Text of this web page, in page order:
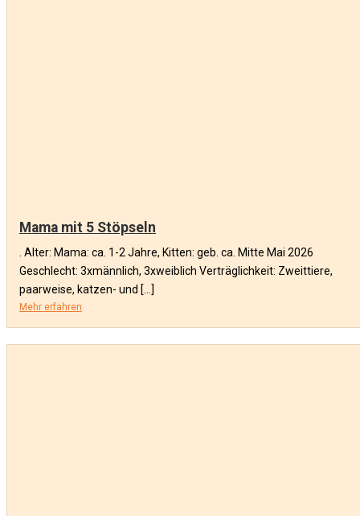
Mama mit 5 Stöpseln
. Alter: Mama: ca. 1-2 Jahre, Kitten: geb. ca. Mitte Mai 2026
Geschlecht: 3xmännlich, 3xweiblich Verträglichkeit: Zweittiere,
paarweise, katzen- und […]
Mehr erfahren